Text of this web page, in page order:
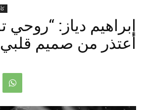
إبراهيم دياز: “روحي
أعتذر من صميم